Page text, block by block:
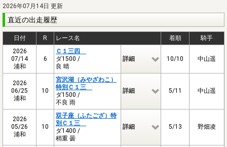
2026年07月14日 更新
直近の出走履歴
日付 R レース名 着順
騎手
2026
07/14
浦和
6
Ｃ１三四
ダ1500 /
良 晴
詳細 10/10 中山遥
2026
06/25
浦和
10
宮沢湖（みやざわこ）
特別Ｃ１三
ダ1500 /
不良 雨
詳細 5/11 中山遥
2026
05/26
浦和
10
双子座（ふたござ）特
別Ｃ１三
ダ1400 /
稍重 曇
詳細 5/13 野畑凌